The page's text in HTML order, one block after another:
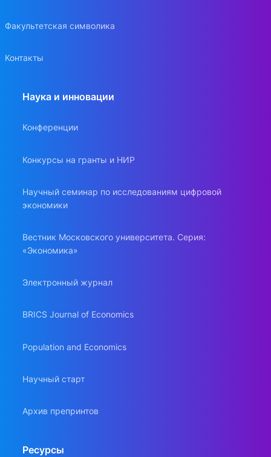
Факультетская символика
Контакты
Наука и инновации
Конференции
Конкурсы на гранты и НИР
Научный семинар по исследованиям цифровой
экономики
Вестник Московского университета. Серия:
«Экономика»
Электронный журнал
BRICS Journal of Economics
Population and Economics
Научный старт
Архив препринтов
Ресурсы